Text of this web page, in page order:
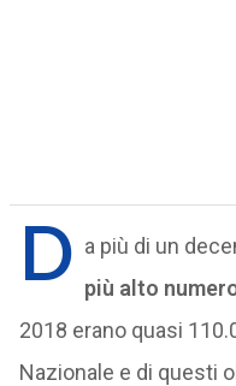
D a più di un
più alto
2018 erano quasi
Nazionale e di questi